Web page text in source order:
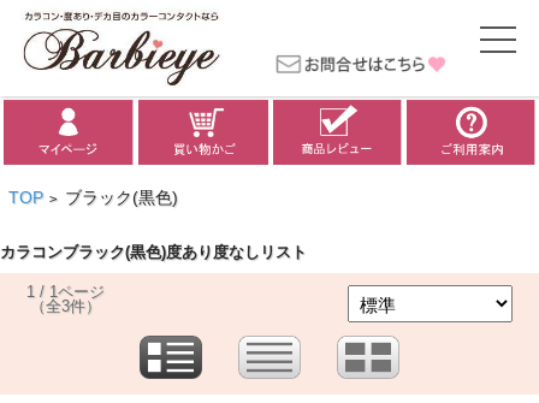
TOP > ブラック(黒色)
カラコンブラック(黒色)度あり度なしリスト
1 / 1ページ
（全3件）